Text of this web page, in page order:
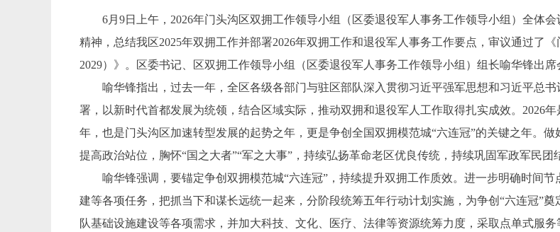
6月9日上午，2026年门头沟区双拥工作领导小组（区委退役军人事务工作领导小组）全体
精神，总结我区2025年双拥工作并部署2026年双拥工作和退役军人事务工作要点，审议通过了
2029）》。区委书记、区双拥工作领导小组（区委退役军人事务工作领导小组）组长喻华锋出席
喻华锋指出，过去一年，全区各级各部门与驻区部队深入贯彻习近平强军思想和习近平总书
署，以新时代首都发展为统领，结合区域实际，推动双拥和退役军人工作取得扎实成效。2026
年，也是门头沟区加速转型发展的起势之年，更是争创全国双拥模范城“六连冠”的关键之年。
提高政治站位，胸怀“国之大者”“军之大事”，持续弘扬革命老区优良传统，持续巩固军政军民团
喻华锋强调，要锚定争创双拥模范城“六连冠”，持续提升双拥工作质效。进一步明确时间节
建等各项任务，把抓当下和谋长远统一起来，分阶段统筹五年行动计划实施，为争创“六连冠”
队基础设施建设等各项需求，并加大科技、文化、医疗、法律等资源统筹力度，采取点单式服